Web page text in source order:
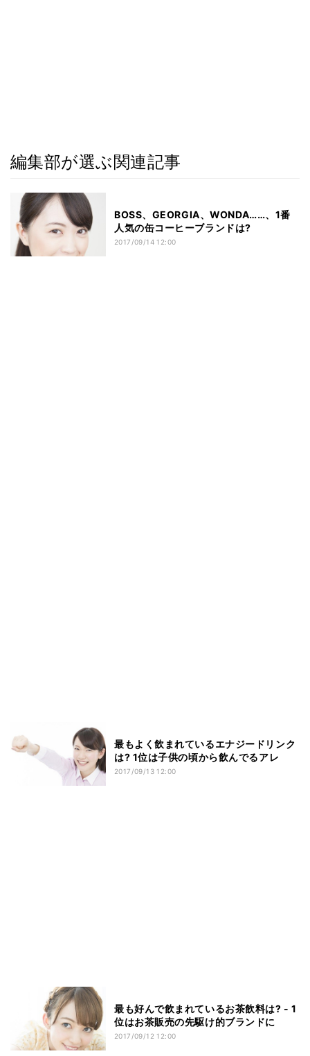
編集部が選ぶ関連記事
BOSS、GEORGIA、WONDA……、1番
人気の缶コーヒーブランドは?
2017/09/14 12:00
最もよく飲まれているエナジードリンク
は? 1位は子供の頃から飲んでるアレ
2017/09/13 12:00
最も好んで飲まれているお茶飲料は? - 1
位はお茶販売の先駆け的ブランドに
2017/09/12 12:00